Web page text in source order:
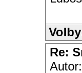
Re:
Autor: